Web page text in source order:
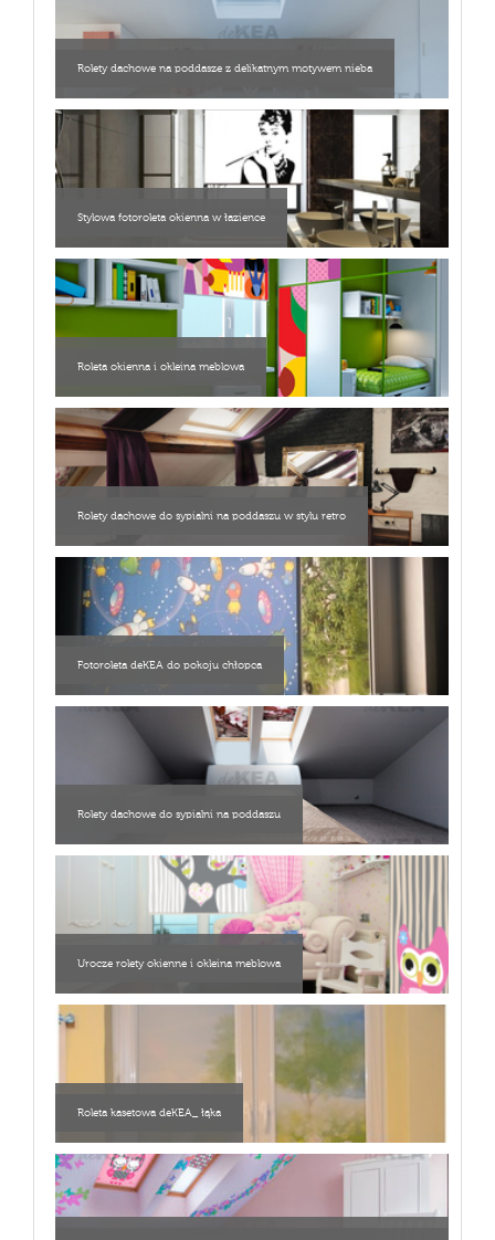
Rolety dachowe na poddasze z delikatnym motywem nieba
Stylowa fotoroleta okienna w łazience
Roleta okienna i okleina meblowa
Rolety dachowe do sypialni na poddaszu w stylu retro
Fotoroleta deKEA do pokoju chłopca
Rolety dachowe do sypialni na poddaszu
Urocze rolety okienne i okleina meblowa
Roleta kasetowa deKEA_ łąka